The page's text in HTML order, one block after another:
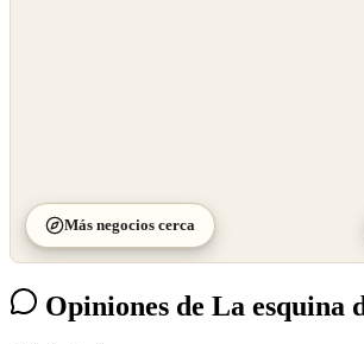
Más negocios cerca
Opiniones de La esquina